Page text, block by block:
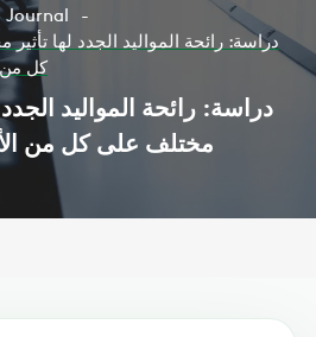
Journal
دراسة: رائحة المواليد الجدد لها
كل من
دراسة: رائحة المواليد الجدد
مختلف على كل من